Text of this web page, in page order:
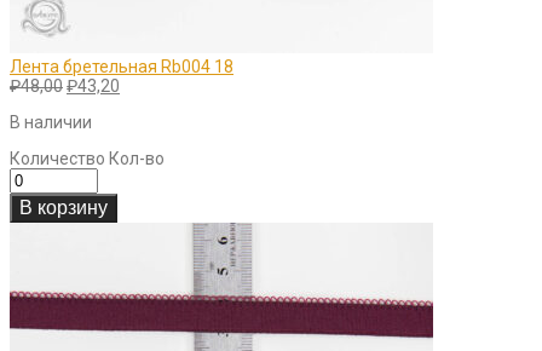
Лента бретельная Rb004 18
₽48,00Первоначальная
составляла
₽43,20
В наличии
Количество Кол-во
В корзину